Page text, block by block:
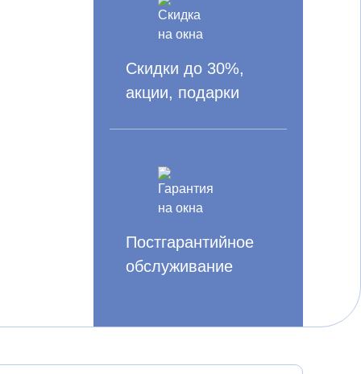
Скидки до 30%,
акции, подарки
Постгарантийное
обслуживание